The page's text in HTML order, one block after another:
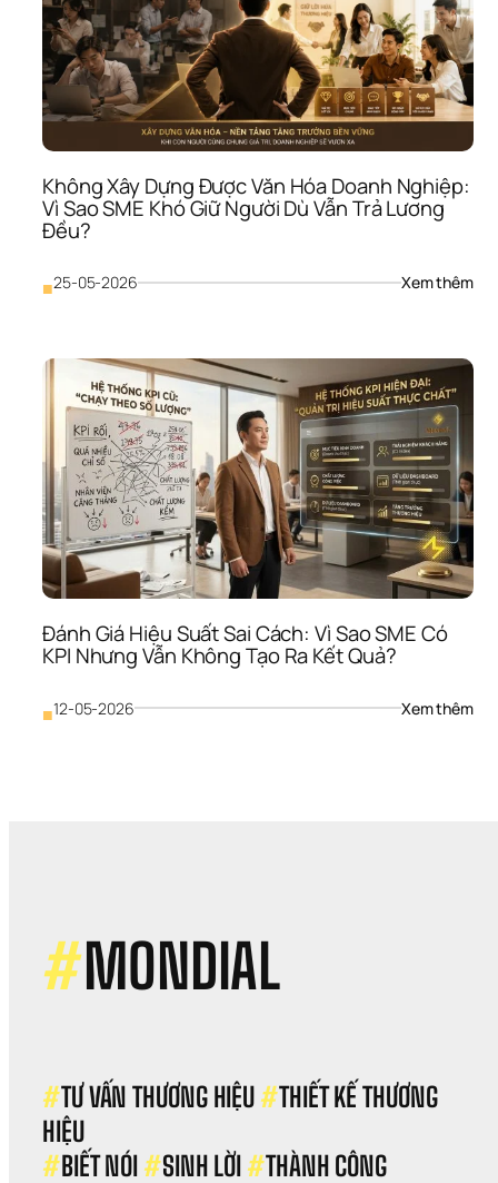
Không Xây Dựng Được Văn Hóa Doanh Nghiệp:
Vì Sao SME Khó Giữ Người Dù Vẫn Trả Lương
Đều?
■25-05-2026 Xem thêm:
Vì
Giữ
Dù
Đánh Giá Hiệu Suất Sai Cách: Vì Sao SME Có
KPI Nhưng Vẫn Không Tạo Ra Kết Quả?
■12-05-2026 Xem thêm:
#MONDIAL
#TƯ VẤN THƯƠNG HIỆU #THIẾT KẾ THƯƠNG
HIỆU
#BIẾT NÓI #SINH LỜI #THÀNH CÔNG